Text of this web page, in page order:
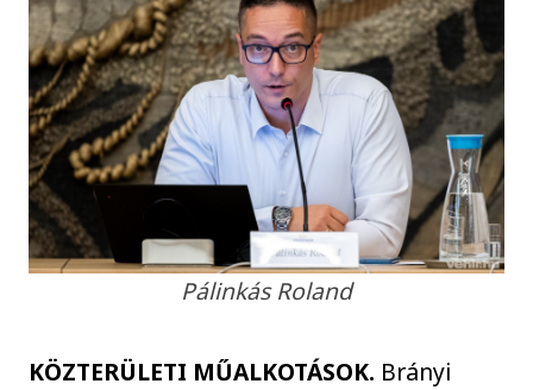
Pálinkás Roland
KÖZTERÜLETI MŰALKOTÁSOK. Brányi